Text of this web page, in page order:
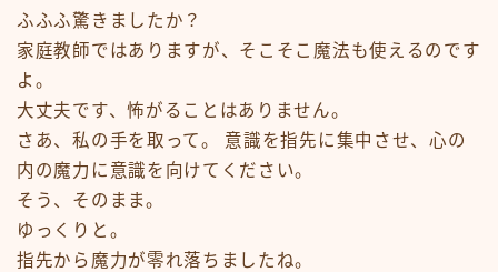
ふふふ驚きましたか？
家庭教師ではありますが、そこそこ魔法も使えるのです
よ。
大丈夫です、怖がることはありません。
さあ、私の手を取って。 意識を指先に集中させ、心の
内の魔力に意識を向けてください。
そう、そのまま。
ゆっくりと。
指先から魔力が零れ落ちましたね。